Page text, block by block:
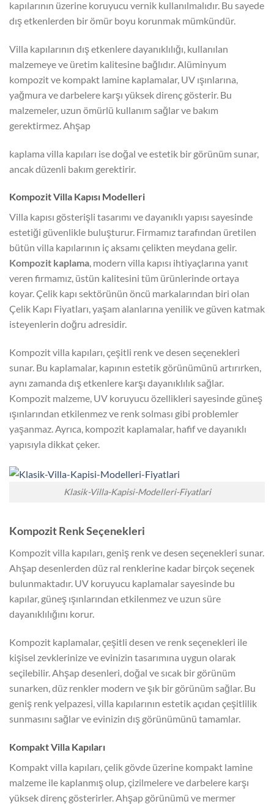
kapılarının üzerine koruyucu vernik kullanılmalıdır. Bu sayede
dış etkenlerden bir ömür boyu korunmak mümkündür.
Villa kapılarının dış etkenlere dayanıklılığı, kullanılan
malzemeye ve üretim kalitesine bağlıdır. Alüminyum
kompozit ve kompakt lamine kaplamalar, UV ışınlarına,
yağmura ve darbelere karşı yüksek direnç gösterir. Bu
malzemeler, uzun ömürlü kullanım sağlar ve bakım
gerektirmez. Ahşap
kaplama villa kapıları ise doğal ve estetik bir görünüm sunar,
ancak düzenli bakım gerektirir.
Kompozit Villa Kapısı Modelleri
Villa kapısı gösterişli tasarımı ve dayanıklı yapısı sayesinde
estetiği güvenlikle buluşturur. Firmamız tarafından üretilen
bütün villa kapılarının iç aksamı çelikten meydana gelir.
Kompozit kaplama, modern villa kapısı ihtiyaçlarına yanıt
veren firmamız, üstün kalitesini tüm ürünlerinde ortaya
koyar. Çelik kapı sektörünün öncü markalarından biri olan
Çelik Kapı Fiyatları, yaşam alanlarına yenilik ve güven katmak
isteyenlerin doğru adresidir.
Kompozit villa kapıları, çeşitli renk ve desen seçenekleri
sunar. Bu kaplamalar, kapının estetik görünümünü artırırken,
aynı zamanda dış etkenlere karşı dayanıklılık sağlar.
Kompozit malzeme, UV koruyucu özellikleri sayesinde güneş
ışınlarından etkilenmez ve renk solması gibi problemler
yaşanmaz. Ayrıca, kompozit kaplamalar, hafif ve dayanıklı
yapısıyla dikkat çeker.
Klasik-Villa-Kapisi-Modelleri-Fiyatlari
Kompozit Renk Seçenekleri
Kompozit villa kapıları, geniş renk ve desen seçenekleri sunar.
Ahşap desenlerden düz ral renklerine kadar birçok seçenek
bulunmaktadır. UV koruyucu kaplamalar sayesinde bu
kapılar, güneş ışınlarından etkilenmez ve uzun süre
dayanıklılığını korur.
Kompozit kaplamalar, çeşitli desen ve renk seçenekleri ile
kişisel zevklerinize ve evinizin tasarımına uygun olarak
seçilebilir. Ahşap desenleri, doğal ve sıcak bir görünüm
sunarken, düz renkler modern ve şık bir görünüm sağlar. Bu
geniş renk yelpazesi, villa kapılarının estetik açıdan çeşitlilik
sunmasını sağlar ve evinizin dış görünümünü tamamlar.
Kompakt Villa Kapıları
Kompakt villa kapıları, çelik gövde üzerine kompakt lamine
malzeme ile kaplanmış olup, çizilmelere ve darbelere karşı
yüksek direnç gösterirler. Ahşap görünümü ve mermer